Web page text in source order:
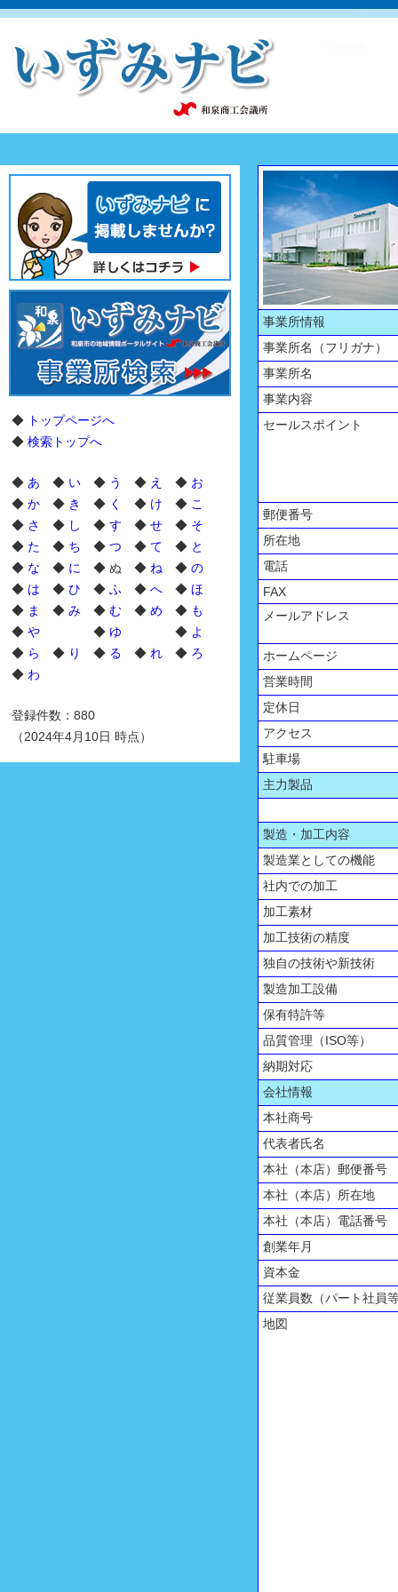
◆ トップページへ
◆ 検索トップへ
◆ あ ◆ い ◆ う ◆ え ◆ お
◆ か ◆ き ◆ く ◆ け ◆ こ
◆ さ ◆ し ◆ す ◆ せ ◆ そ
◆ た ◆ ち ◆ つ ◆ て ◆ と
◆ な ◆ に ◆ ぬ ◆ ね ◆ の
◆ は ◆ ひ ◆ ふ ◆ へ ◆ ほ
◆ ま ◆ み ◆ む ◆ め ◆ も
◆ や ◆ ゆ ◆ よ
◆ ら ◆ り ◆ る ◆ れ ◆ ろ
◆ わ
登録件数：880
（2024年4月10日 時点）
事業所情報
事業所名（フリガナ）
事業所名
事業内容
セールスポイント
郵便番号
所在地
電話
FAX
メールアドレス
ホームページ
営業時間
定休日
アクセス
駐車場
主力製品
製造・加工内容
製造業としての機能
社内での加工
加工素材
加工技術の精度
独自の技術や新技術
製造加工設備
保有特許等
品質管理（ISO等）
納期対応
会社情報
本社商号
代表者氏名
本社（本店）郵便番号
本社（本店）所在地
本社（本店）電話番号
創業年月
資本金
従業員数（パート社員
地図